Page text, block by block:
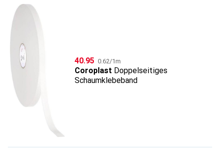
CHF
40.95 CHF
0.62/1m
Coroplast Doppelseitiges
Schaumklebeband